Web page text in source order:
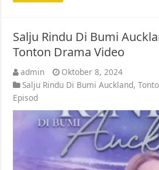
Salju Rindu Di Bumi
Tonton Drama Video
admin
Oktober 8, 2024
Salju Rindu Di Bumi Auckland,
Episod